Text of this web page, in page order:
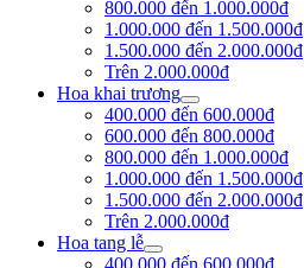
800.000 đến 1.000.000đ
1.000.000 đến 1.500.000đ
1.500.000 đến 2.000.000đ
Trên 2.000.000đ
Hoa khai trương
400.000 đến 600.000đ
600.000 đến 800.000đ
800.000 đến 1.000.000đ
1.000.000 đến 1.500.000đ
1.500.000 đến 2.000.000đ
Trên 2.000.000đ
Hoa tang lễ
400.000 đến 600.000đ